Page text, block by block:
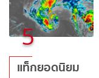
5
แท็กยอดนิยม